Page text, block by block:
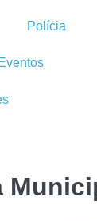
Polícia